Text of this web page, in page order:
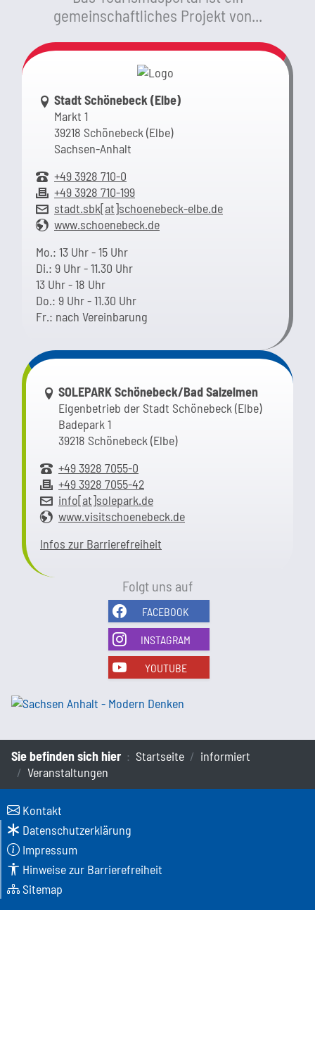
gemeinschaftliches Projekt von...
Link zur Google-Maps Navigation
Stadt Schönebeck (Elbe)
Markt 1
39218 Schönebeck (Elbe)
Sachsen-Anhalt
+49 3928 710-0
+49 3928 710-199
stadt.sbk[at]schoenebeck-elbe.de
www.schoenebeck.de
Mo.: 13 Uhr - 15 Uhr
Di.: 9 Uhr - 11.30 Uhr
13 Uhr - 18 Uhr
Do.: 9 Uhr - 11.30 Uhr
Fr.: nach Vereinbarung
Folgt uns auf
FACEBOOK
INSTAGRAM
YOUTUBE
Link zur Google-Maps Navigation
SOLEPARK Schönebeck/Bad Salzelmen
Eigenbetrieb der Stadt Schönebeck (Elbe)
Badepark 1
39218 Schönebeck (Elbe)
+49 3928 7055-0
+49 3928 7055-42
info[at]solepark.de
www.visitschoenebeck.de
Infos zur Barrierefreiheit
Sie befinden sich hier Startseite
informiert
Veranstaltungen
Kontakt
Datenschutzerklärung
Impressum
Hinweise zur Barrierefreiheit
Sitemap